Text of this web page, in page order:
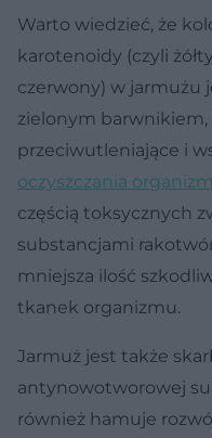
Warto wiedzieć, że
karotenoidy (czyli
czerwony) w jarmużu
zielonym barwnikiem,
przeciwutleniające i
oczyszczania
częścią toksycznych
substancjami
mniejsza ilość
tkanek organizmu.
Jarmuż jest także
antynowotworowej
również hamuje